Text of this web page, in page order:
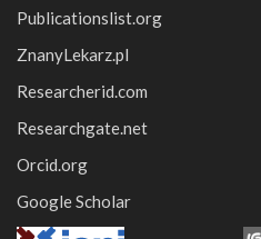
Publicationslist.org
ZnanyLekarz.pl
Researcherid.com
Researchgate.net
Orcid.org
Google Scholar